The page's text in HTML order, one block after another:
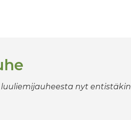
nyt entistäkin